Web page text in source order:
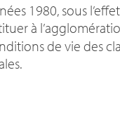
1980, sous
à
de vie des